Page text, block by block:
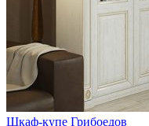
Шкаф-купе Грибоедов